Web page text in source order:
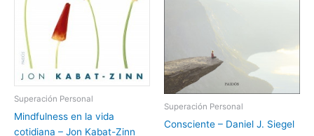
Superación Personal
Mindfulness en la vida
cotidiana – Jon Kabat-Zinn
Superación Personal
Consciente – Daniel J. Siegel